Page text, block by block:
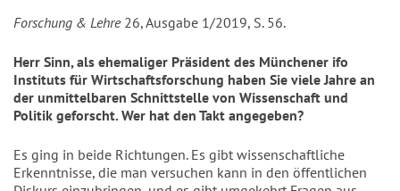
Forschung & Lehre 26, Ausgabe 1/2019, S. 56.
Herr Sinn, als ehemaliger Präsident des Münchener ifo
Instituts für Wirtschaftsforschung haben Sie viele Jahre an
der unmittelbaren Schnittstelle von Wissenschaft und
Politik geforscht. Wer hat den Takt angegeben?
Es ging in beide Richtungen. Es gibt wissenschaftliche
Erkenntnisse, die man versuchen kann in den öffentlichen